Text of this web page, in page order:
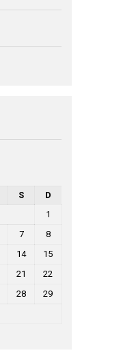
S
D
1
7
8
14
15
21
22
28
29